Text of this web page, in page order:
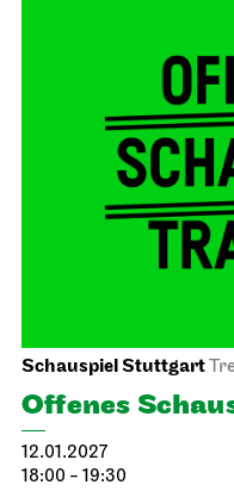
Nord
For schools
Der Miesepups